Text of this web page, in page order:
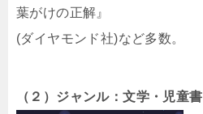
葉がけの正解』
(ダイヤモンド社)など多数。
（２）ジャンル：文学・児童書